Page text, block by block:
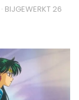
· BIJGEWERKT 26